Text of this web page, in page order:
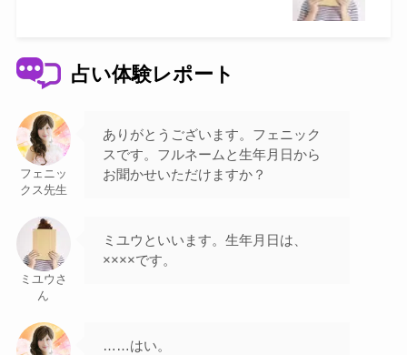
占い体験レポート
フェニッ
クス先生
ありがとうございます。フェニック
スです。フルネームと生年月日から
お聞かせいただけますか？
ミユウさ
ん
ミユウといいます。生年月日は、
××××です。
……はい。